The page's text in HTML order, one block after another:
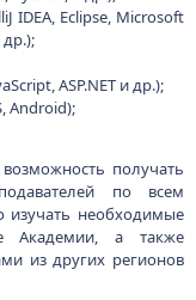
IDEA, Eclipse, Microsoft
ASP.NET и др.);
Android);
получать
по всем
изучать необходимые
Академии, а также
из других регионов